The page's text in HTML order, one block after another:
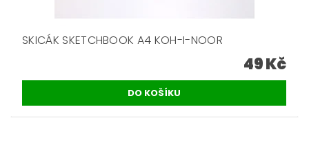
SKICÁK SKETCHBOOK A4 KOH-I-NOOR
49 Kč